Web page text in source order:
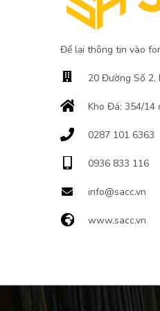
Để lại thông tin vào
20 Đường Số 2,
Kho Đá: 354/14
0287 101 6363
0936 833 116
info@sacc.vn
www.sacc.vn